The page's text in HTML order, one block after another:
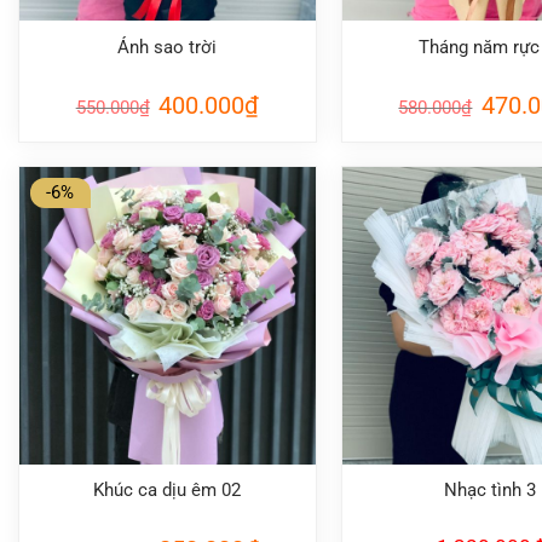
Ánh sao trời
550.000₫ Giá
gốc
400.000₫Giá
400.000₫.
Tháng năm
580.000₫ Giá
gốc
-6%
Khúc ca dịu êm 02 Nhạc tình 3